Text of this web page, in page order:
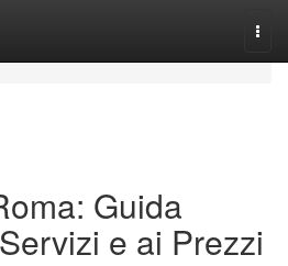
Guida
e ai Prezzi